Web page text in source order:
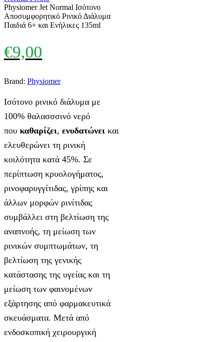
Physiomer Jet Normal Ισότονο
Αποσυμφορητικό Ρινικό Διάλυμα
Παιδιά 6+ και Ενήλικες 135ml
€9,00
Brand: Physiomer
Ισότονο ρινικό διάλυμα με
100% θαλασσσινό νερό
που καθαρίζει, ενυδατώνει και
ελευθερώνει τη ρινική
κοιλότητα κατά 45%. Σε
περίπτωση κρυολογήματος,
ρινοφαρυγγίτιδας, γρίπης και
άλλων μορφών ρινίτιδας
συμβάλλει στη βελτίωση της
αναπνοής, τη μείωση των
ρινικών συμπτωμάτων, τη
βελτίωση της γενικής
κατάστασης της υγείας και τη
μείωση των φαινομένων
εξάρτησης από φαρμακευτικά
σκευάσματα. Μετά από
ενδοσκοπική χειρουργική